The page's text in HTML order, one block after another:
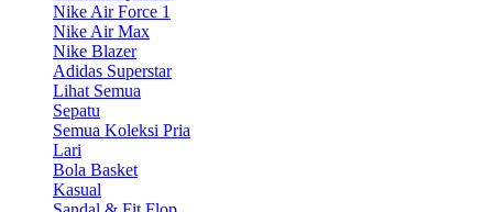
Nike Air Force 1
Nike Air Max
Nike Blazer
Adidas Superstar
Lihat Semua
Sepatu
Semua Koleksi Pria
Lari
Bola Basket
Kasual